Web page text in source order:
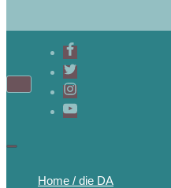
Home / die DA